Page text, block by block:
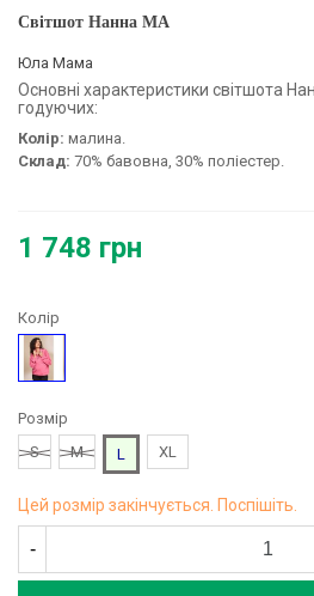
Світшот Нанна MA
Юла Мама
Основні характеристики світшота
годуючих:
Колір: малина.
Склад: 70% бавовна, 30% поліестер.
1 748 грн
Колір
Рожевий
Розмір
S
M L XL
Цей розмір закінчується. Поспішіть.
-